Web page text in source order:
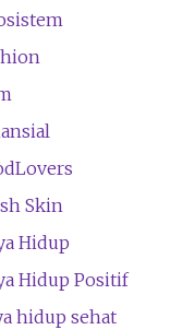
Skin
Hidup
Hidup Positif
hidup sehat